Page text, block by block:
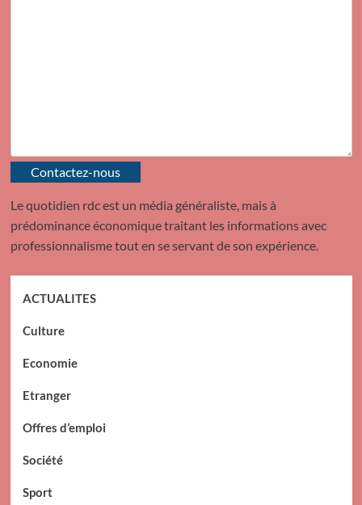
Contactez-nous
Le quotidien rdc est un média généraliste, mais à
prédominance économique traitant les informations avec
professionnalisme tout en se servant de son expérience.
ACTUALITES
Culture
Economie
Etranger
Offres d’emploi
Société
Sport